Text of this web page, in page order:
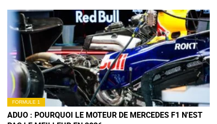
FORMULE 1
ADUO : POURQUOI LE MOTEUR DE MERCEDES F1 N'EST